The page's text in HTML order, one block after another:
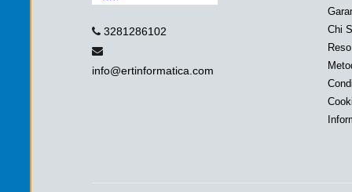
3281286102
info@ertinformatica.com
Chi